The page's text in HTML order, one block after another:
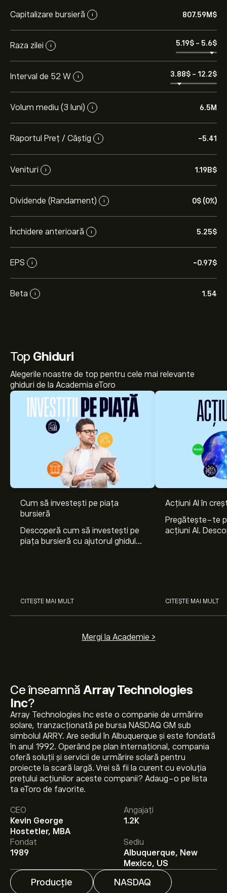
Capitalizare bursieră i 807.59M‎$‎
Raza zilei i 5.19‎$‎ - 5.6‎$‎
Interval de 52 W i 3.88‎$‎ - 12.2‎$‎
Volum mediu (3 luni) i 6.5M
Raportul Preț / Câștig i -5.41
Venituri i 1.19B‎$‎
Dividende (Randament) i 0‎$‎ (0%)
Închidere anterioară i 5.25‎$‎
EPS i -0.97‎$‎
Beta i 1.54
Ce înseamnă Array Technologies
Inc?
Array Technologies Inc este o companie de urmărire
solare, tranzacționată pe bursa NASDAQ GM sub
simbolul ARRY. Are sediul în Albuquerque și este fondată
în anul 1992. Operând pe plan internațional, compania
oferă soluții și servicii de urmărire solară pentru
proiecte la scară largă. Vrei să fii la curent cu evoluția
prețului acțiunilor aceste companii? Adaug-o pe lista
ta eToro de favorite.
CEO
Kevin George
Hostetler, MBA
Angajați
1.2K
Fondat
1989
Sediu
Albuquerque, New
Mexico, US
Producție NASDAQ
Top Ghiduri
Alegerile noastre de top pentru cele mai relevante
ghiduri de la Academia eToro
Cum să investești pe piața
bursieră
Descoperă cum să investești pe
piața bursieră cu ajutorul ghidului
CITEȘTE MAI MULT
Acțiuni AI în
Pregătește-te
acțiuni AI.
CITEȘTE MAI MULT
Mergi la Academie >
Prețul actual al acțiunilor ARRY este 5.55‎$‎.
Prețul țintă mediu pentru acțiunile Array Technologies
Inc este 5.55‎$‎.
Creează-ți un contpe eToro pentru
previziunile analiștilor și ținte de preț.
Analiștii oferă previziuni pentru acțiunile Array